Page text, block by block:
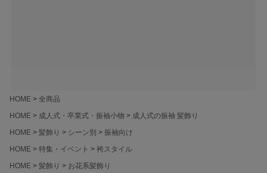
HOME
全商品
HOME
成人式・卒業式・振袖小物
成人式の振袖 髪飾り
HOME
髪飾り シーン別
振袖向け
HOME
特集・イベント
袴スタイル
HOME
髪飾り
お花系髪飾り